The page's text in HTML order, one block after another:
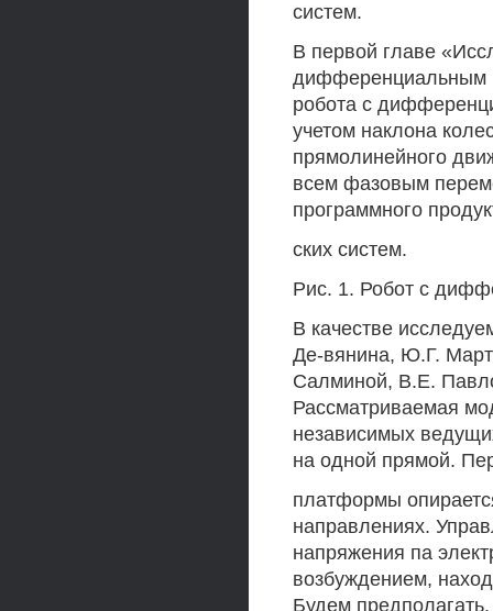
систем.
В первой главе
дифференциальным
робота с
учетом наклона
прямолинейного
всем фазовым
программного
ских систем.
Рис. 1. Робот с
В качестве
Де-вянина, Ю.Г.
Салминой, В.Е.
Рассматриваемая
независимых
на одной прямой.
платформы
направлениях.
напряжения па
возбуждением,
Будем